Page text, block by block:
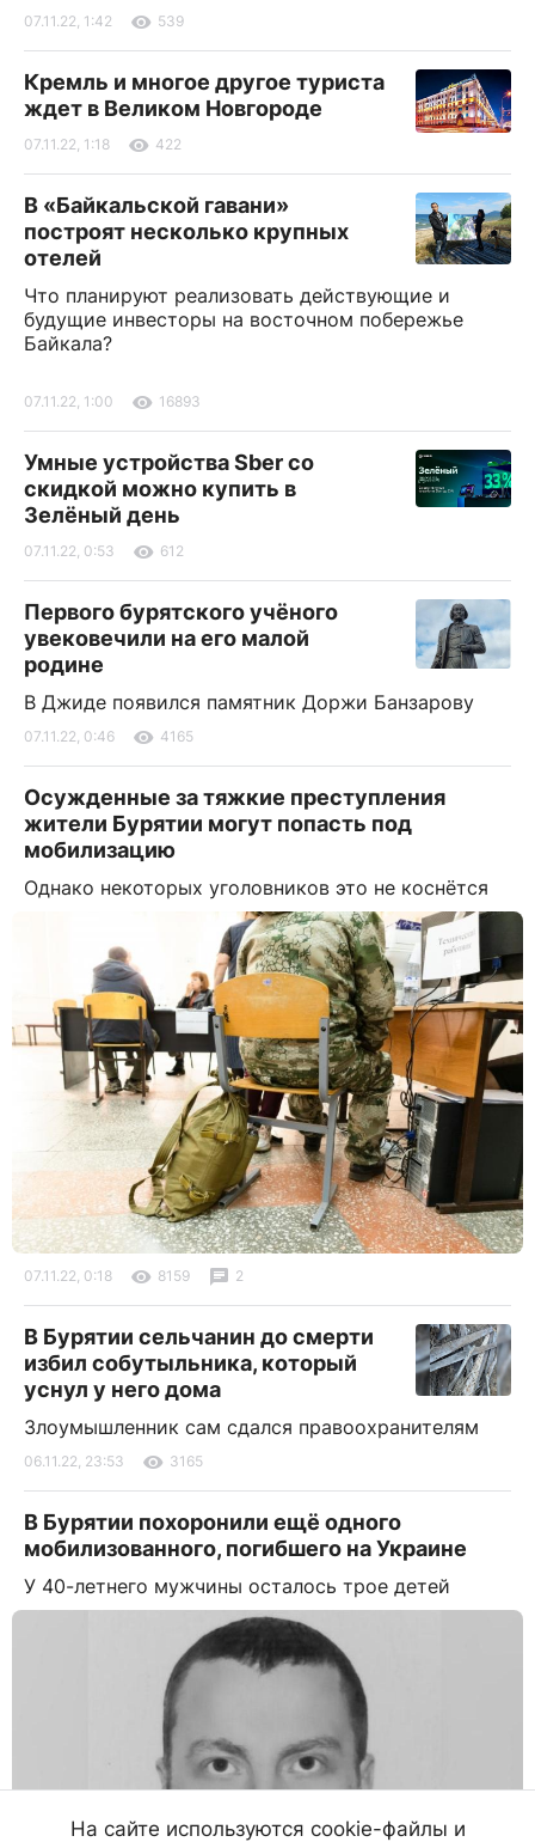
07.11.22, 1:42 539
Кремль и многое другое туриста
ждет в Великом Новгороде
07.11.22, 1:18 422
В «Байкальской гавани»
построят несколько крупных
отелей
Что планируют реализовать действующие и
будущие инвесторы на восточном побережье
Байкала?
07.11.22, 1:00 16893
Умные устройства Sber со
скидкой можно купить в
Зелёный день
07.11.22, 0:53 612
Первого бурятского учёного
увековечили на его малой
родине
В Джиде появился памятник Доржи Банзарову
07.11.22, 0:46 4165
Осужденные за тяжкие преступления
жители Бурятии могут попасть под
мобилизацию
Однако некоторых уголовников это не коснётся
07.11.22, 0:18 8159 2
В Бурятии сельчанин до смерти
избил собутыльника, который
уснул у него дома
Злоумышленник сам сдался правоохранителям
06.11.22, 23:53 3165
В Бурятии похоронили ещё одного
мобилизованного, погибшего на Украине
У 40-летнего мужчины осталось трое детей
На сайте используются cookie-файлы и